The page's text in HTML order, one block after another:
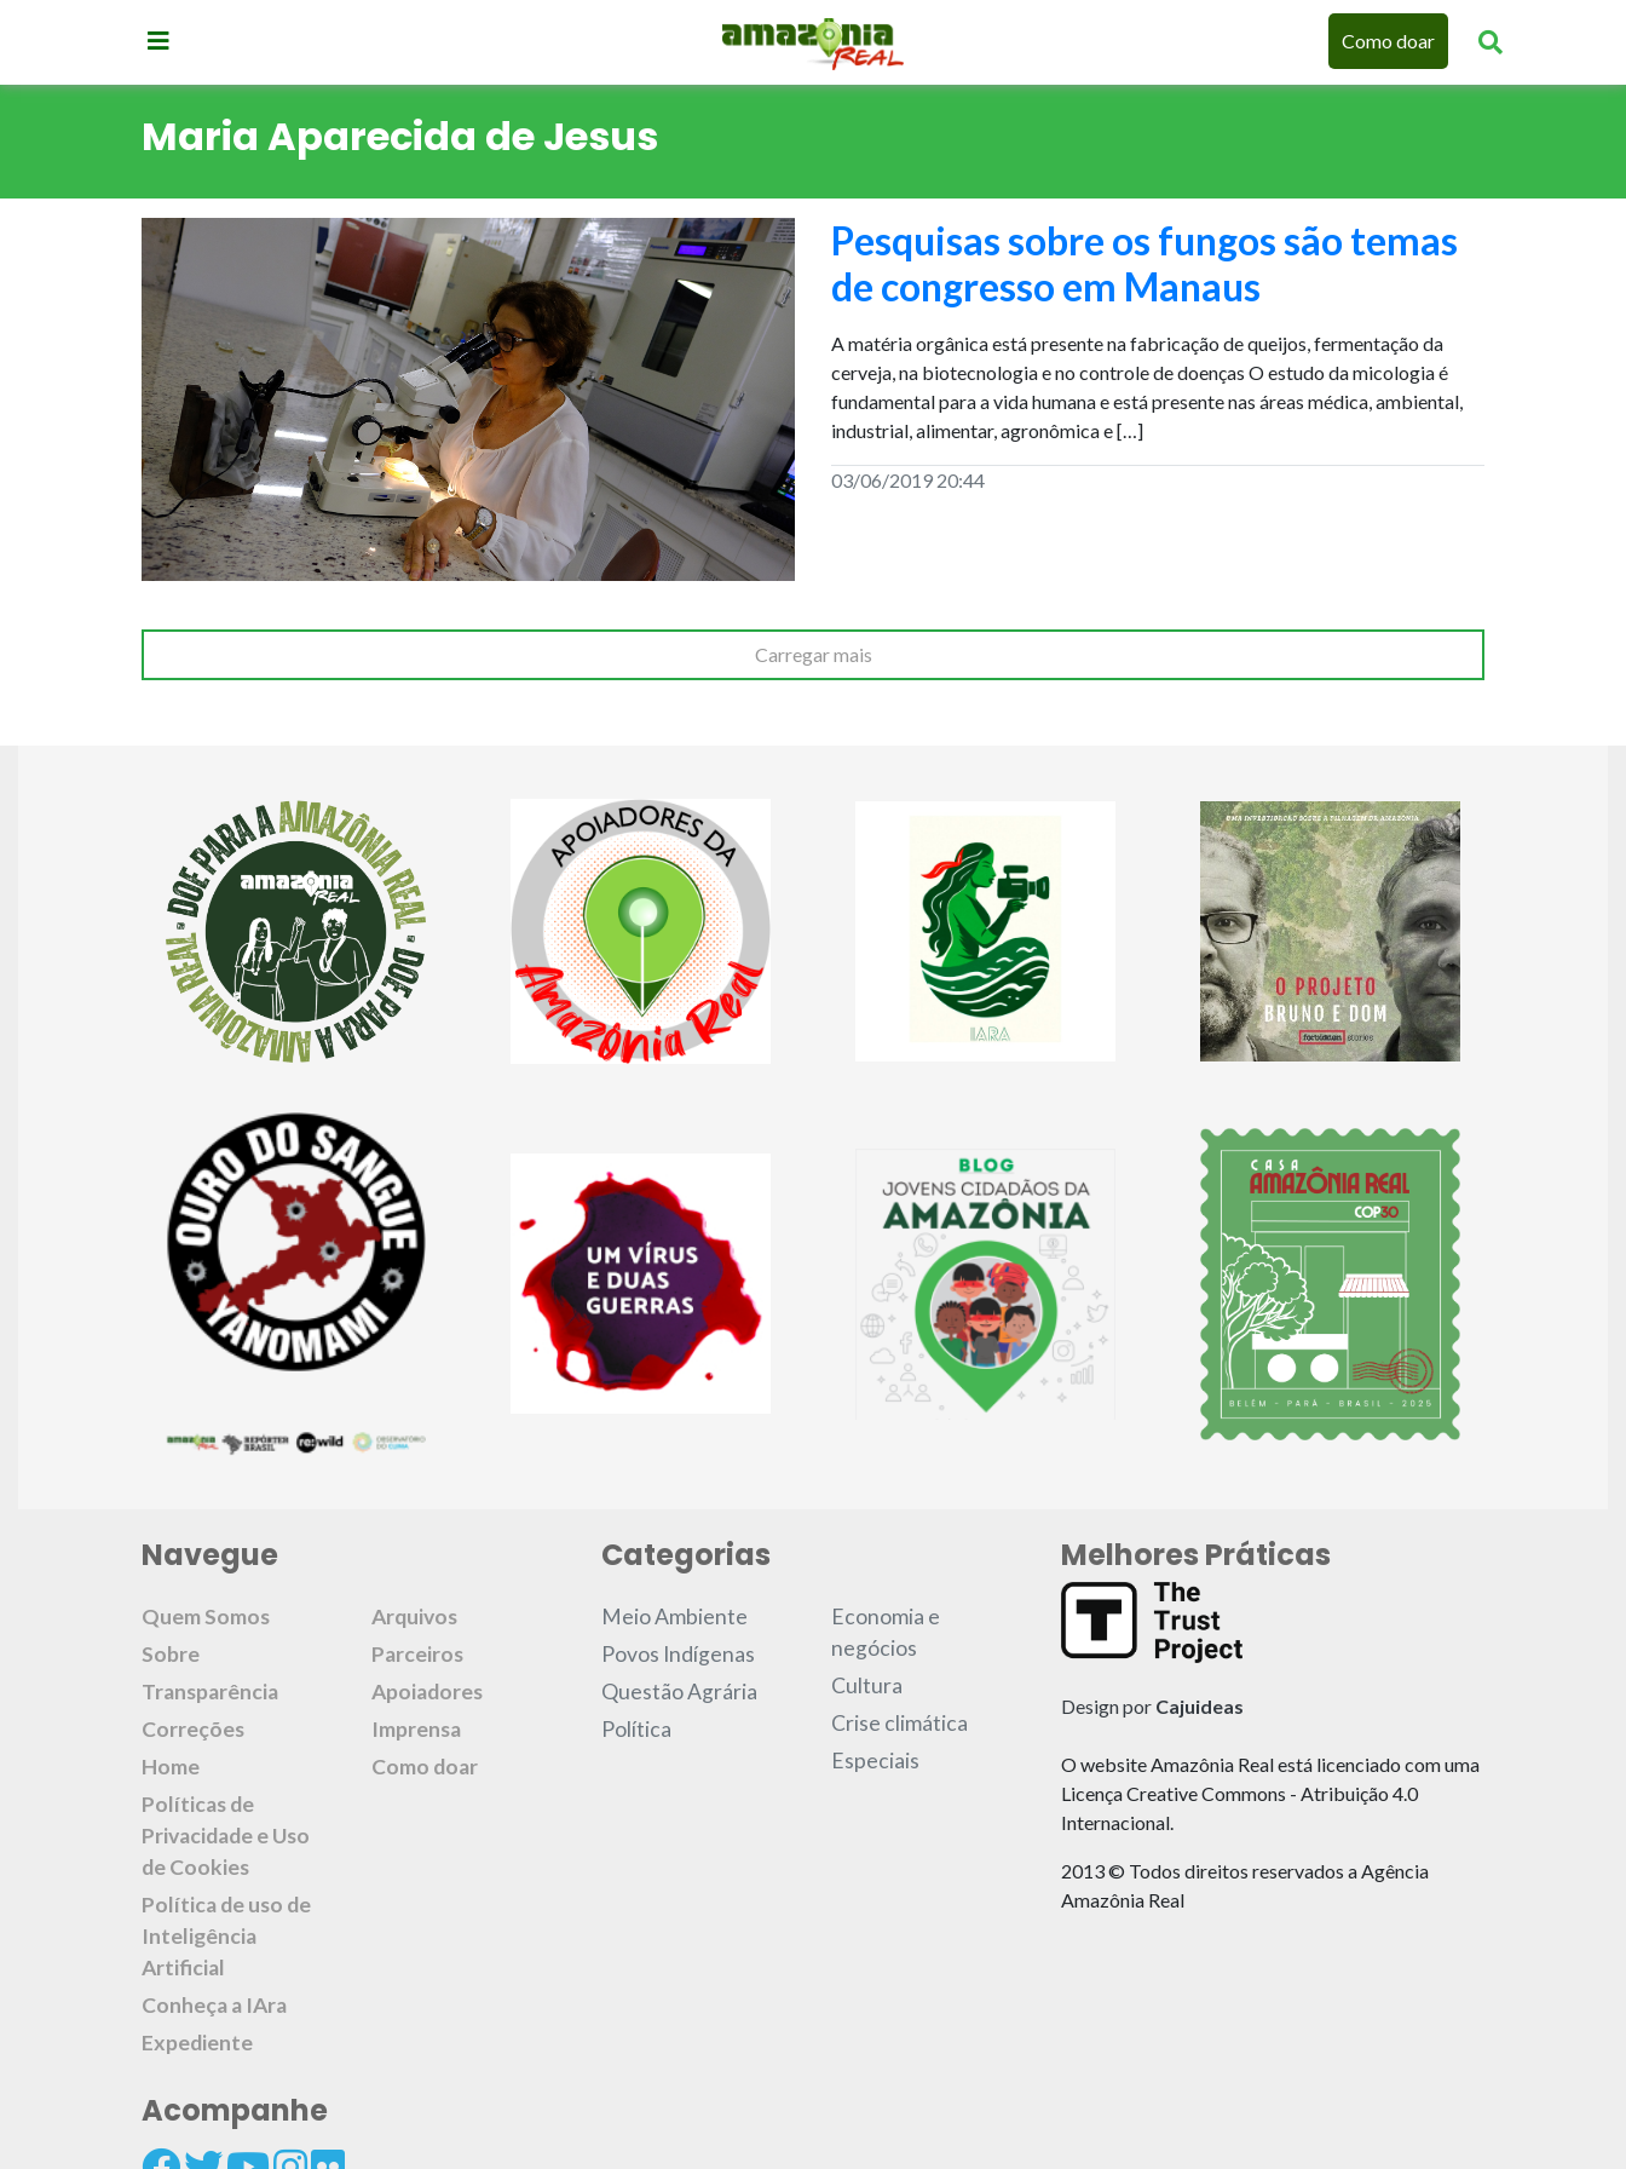
Como doar
Maria Aparecida de Jesus
Pesquisas sobre os fungos são temas
de congresso em Manaus
A matéria orgânica está presente na fabricação de queijos, fermentação da
cerveja, na biotecnologia e no controle de doenças O estudo da micologia é
fundamental para a vida humana e está presente nas áreas médica, ambiental,
industrial, alimentar, agronômica e […]
03/06/2019 20:44
Carregar mais
Navegue
Quem Somos
Sobre
Transparência
Correções
Home
Políticas de
Privacidade e Uso
de Cookies
Política de uso de
Inteligência
Artificial
Conheça a IAra
Expediente
Arquivos
Parceiros
Apoiadores
Imprensa
Como doar
Acompanhe
Categorias
Meio Ambiente
Povos Indígenas
Questão Agrária
Política
Economia e
negócios
Cultura
Crise climática
Especiais
Melhores Práticas
Design por Cajuideas
O website Amazônia Real está licenciado com uma
Licença Creative Commons - Atribuição 4.0
Internacional.
2013 © Todos direitos reservados a Agência
Amazônia Real